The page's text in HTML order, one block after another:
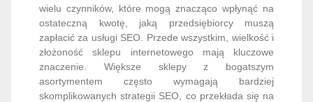
wielu czynników, które mogą znacząco wpłynąć na
ostateczną kwotę, jaką przedsiębiorcy muszą
zapłacić za usługi SEO. Przede wszystkim, wielkość i
złożoność sklepu internetowego mają kluczowe
znaczenie. Większe sklepy z bogatszym
asortymentem często wymagają bardziej
skomplikowanych strategii SEO, co przekłada się na